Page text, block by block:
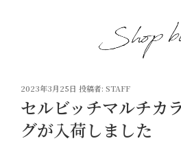
投
稿
日:
2023年3月25日 投稿者: STAFF
セルビッチマルチカ
グが入荷しました